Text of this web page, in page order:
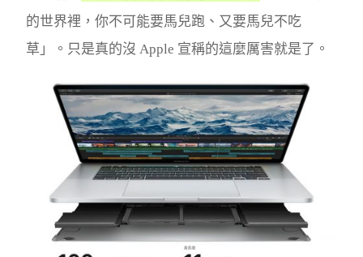
的世界裡，你不可能要馬兒跑、又要馬兒不吃
草」。只是真的沒 Apple 宣稱的這麼厲害就是了。